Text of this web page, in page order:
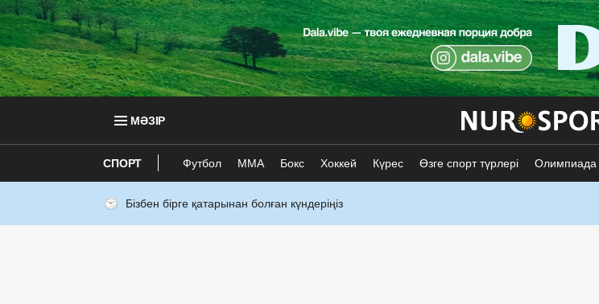
МӘЗІР
СПОРТ Футбол ММА Бокс Хоккей Күрес Өзге спорт түрлері Олимпиада
Бізбен бірге қатарынан болған күндеріңіз